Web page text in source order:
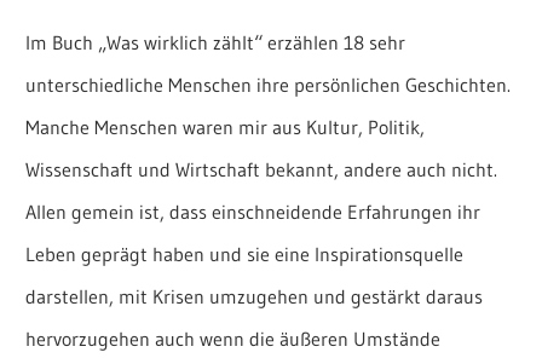
Im Buch „Was wirklich zählt“ erzählen 18 sehr
unterschiedliche Menschen ihre persönlichen Geschichten.
Manche Menschen waren mir aus Kultur, Politik,
Wissenschaft und Wirtschaft bekannt, andere auch nicht.
Allen gemein ist, dass einschneidende Erfahrungen ihr
Leben geprägt haben und sie eine Inspirationsquelle
darstellen, mit Krisen umzugehen und gestärkt daraus
hervorzugehen auch wenn die äußeren Umstände